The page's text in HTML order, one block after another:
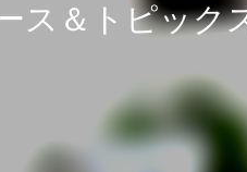
ス＆トピック